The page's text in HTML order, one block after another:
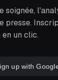
soignée,
presse.
un clic.
up with